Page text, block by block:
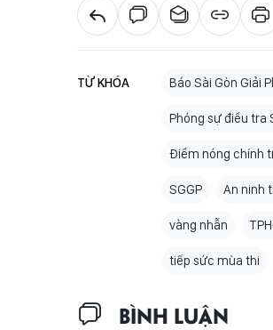
TỪ KHÓA Báo Sài Gòn Giải
Phóng sự điều tra
Điểm nóng chính
SGGP An ninh
vàng nhẫn
tiếp sức mùa thi
BÌNH LUẬN